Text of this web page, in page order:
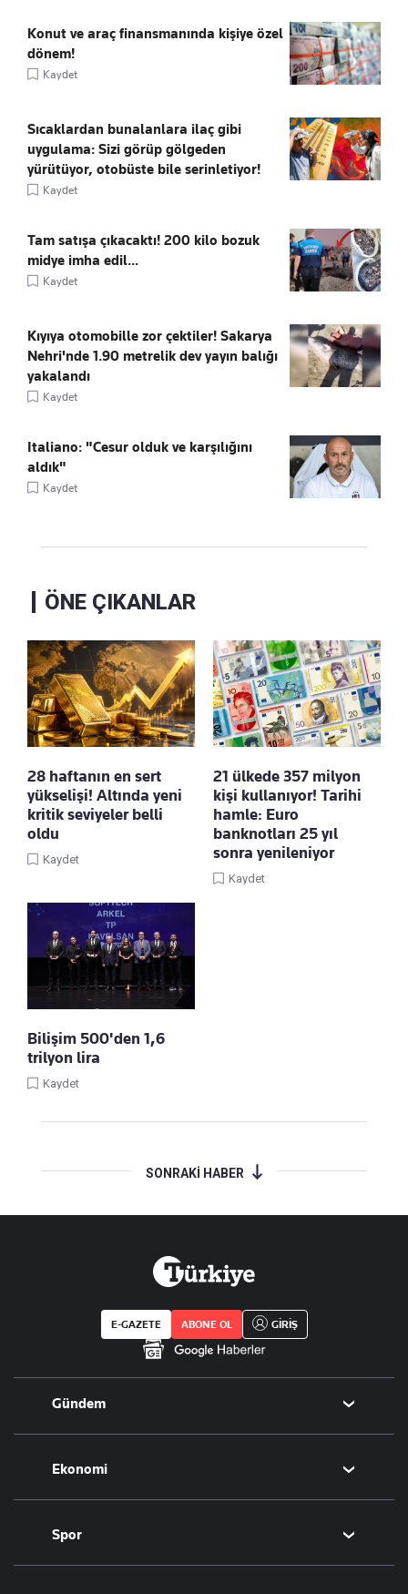
Konut ve araç finansmanında kişiye özel
dönem!
Kaydet
Sıcaklardan bunalanlara ilaç gibi
uygulama: Sizi görüp gölgeden
yürütüyor, otobüste bile serinletiyor!
Kaydet
Tam satışa çıkacaktı! 200 kilo bozuk
midye imha edil...
Kaydet
Kıyıya otomobille zor çektiler! Sakarya
Nehri'nde 1.90 metrelik dev yayın balığı
yakalandı
Kaydet
Italiano: "Cesur olduk ve karşılığını
aldık"
Kaydet
ÖNE ÇIKANLAR
28 haftanın en sert
yükselişi! Altında yeni
kritik seviyeler belli
oldu
Kaydet
21 ülkede 357 milyon
kişi kullanıyor! Tarihi
hamle: Euro
banknotları 25 yıl
sonra yenileniyor
Kaydet
Bilişim 500'den 1,6
trilyon lira
Kaydet
SONRAKİ HABER
E-GAZETE ABONE OL GİRİŞ
Gündem
Politika
Eğitim
Ekonomi
Borsa
Altın
Döviz
Spor
Futbol